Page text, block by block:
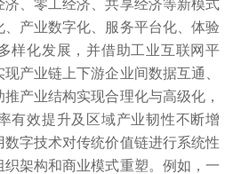
、零工经济、共享经济等新模式
产业数字化、服务平台化、体验
样化发展，并借助工业互联网平
产业链上下游企业间数据互通、
产业结构实现合理化与高级化，
有效提升及区域产业韧性不断增
字技术对传统价值链进行系统性
架构和商业模式重塑。例如，一